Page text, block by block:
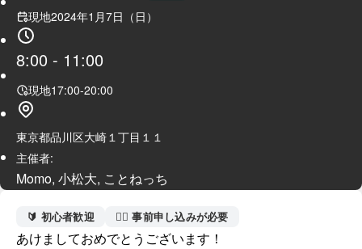
現地2024年1月7日（日）
8:00 - 11:00
現地17:00-20:00
東京都品川区大崎１丁目１１
主催者:
Momo, 小松大, ことねっち
🔰 初心者歓迎 🙋‍♀️ 事前申し込みが必要
あけましておめでとうございます！